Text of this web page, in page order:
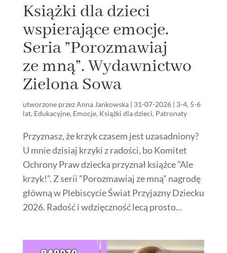
Książki dla dzieci
wspierające emocje.
Seria ”Porozmawiaj
ze mną”. Wydawnictwo
Zielona Sowa
utworzone przezAnna Jankowska| 31-07-2026| 3-4, 5-6
lat, Edukacyjne, Emocje, Książki dla dzieci, Patronaty
Przyznasz, że krzyk czasem jest uzasadniony?
U mnie dzisiaj krzyki z radości, bo Komitet
Ochrony Praw dziecka przyznał książce ”Ale
krzyk!”. Z serii ”Porozmawiaj ze mną” nagrodę
główną w Plebiscycie Świat Przyjazny Dziecku
2026. Radość i wdzięczność lecą prosto...